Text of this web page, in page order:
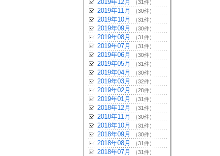
2019年12月 （31件）
2019年11月 （30件）
2019年10月 （31件）
2019年09月 （30件）
2019年08月 （31件）
2019年07月 （31件）
2019年06月 （30件）
2019年05月 （31件）
2019年04月 （30件）
2019年03月 （32件）
2019年02月 （28件）
2019年01月 （31件）
2018年12月 （31件）
2018年11月 （30件）
2018年10月 （31件）
2018年09月 （30件）
2018年08月 （31件）
2018年07月 （31件）